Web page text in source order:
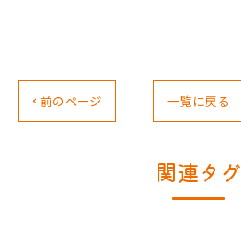
< 前のページ 一覧に戻る
関連タグ